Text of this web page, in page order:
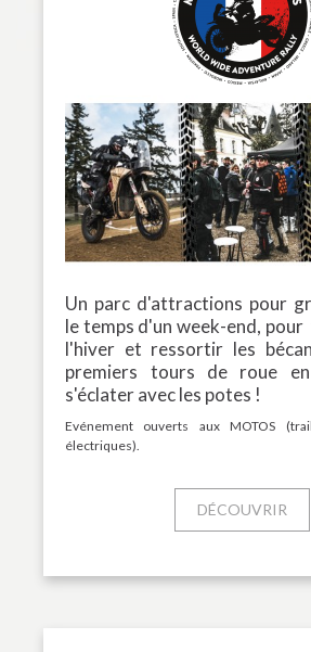
Un parc d'attractions pour
le temps d'un week-end,
l'hiver et ressortir les
premiers tours de roue
s'éclater avec les potes !
Evénement ouverts aux MOTOS
électriques).
DÉCOUVRIR